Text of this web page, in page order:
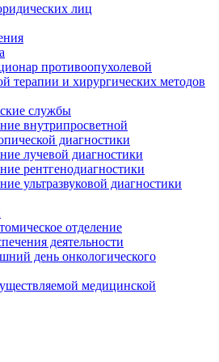
лиц
противоопухолевой
терапии и хирургических методов
службы
внутрипросветной
диагностики
лучевой диагностики
рентгенодиагностики
ультразвуковой диагностики
отделение
деятельности
день онкологического
медицинской